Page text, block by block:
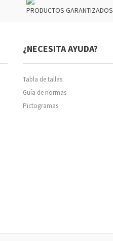
PRODUCTOS GARANTIZADOS
¿NECESITA AYUDA?
Tabla de tallas
Guía de normas
Pictogramas